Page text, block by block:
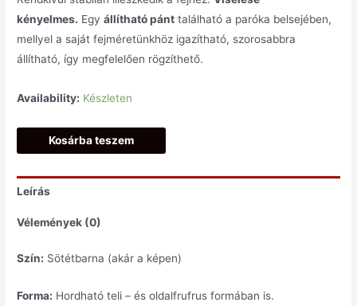
kényelmes. Egyállítható pánt található a paróka belsejében,
mellyel a saját fejméretünkhöz igazítható, szorosabbra
állítható, így megfelelően rögzíthető.
Availability: Készleten
Kosárba teszem
Leírás
Vélemények (0)
Szín: Sötétbarna (akár a képen)
Forma: Hordható teli – és oldalfrufrus formában is.